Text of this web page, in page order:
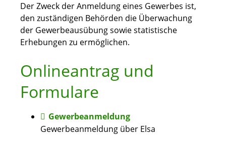
Der Zweck der Anmeldung eines Gewerbes ist,
den zuständigen Behörden die Überwachung
der Gewerbeausübung sowie statistische
Erhebungen zu ermöglichen.
Onlineantrag und
Formulare
Gewerbeanmeldung
Gewerbeanmeldung über Elsa